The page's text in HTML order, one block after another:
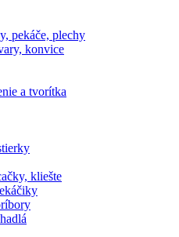
pekáče, plechy
konvice
a tvorítka
kliešte